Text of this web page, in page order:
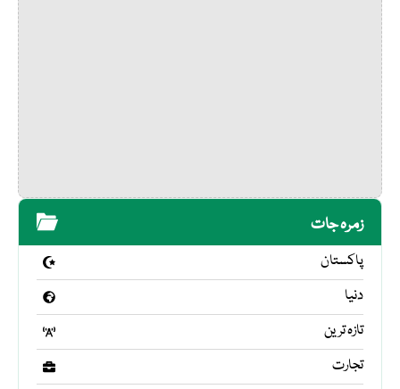
زمرہ جات
پاکستان
دنیا
تازہ ترین
تجارت